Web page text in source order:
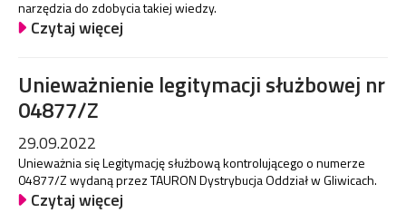
narzędzia do zdobycia takiej wiedzy.
Czytaj więcej
Unieważnienie legitymacji służbowej nr
04877/Z
29.09.2022
Unieważnia się Legitymację służbową kontrolującego o numerze
04877/Z wydaną przez TAURON Dystrybucja Oddział w Gliwicach.
Czytaj więcej